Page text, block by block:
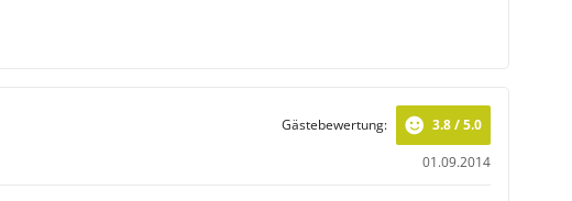
01.09.2014
Gästebewertung: 3.8 / 5.0